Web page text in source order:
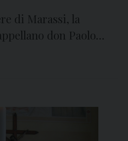
di Marassi, la
don Paolo